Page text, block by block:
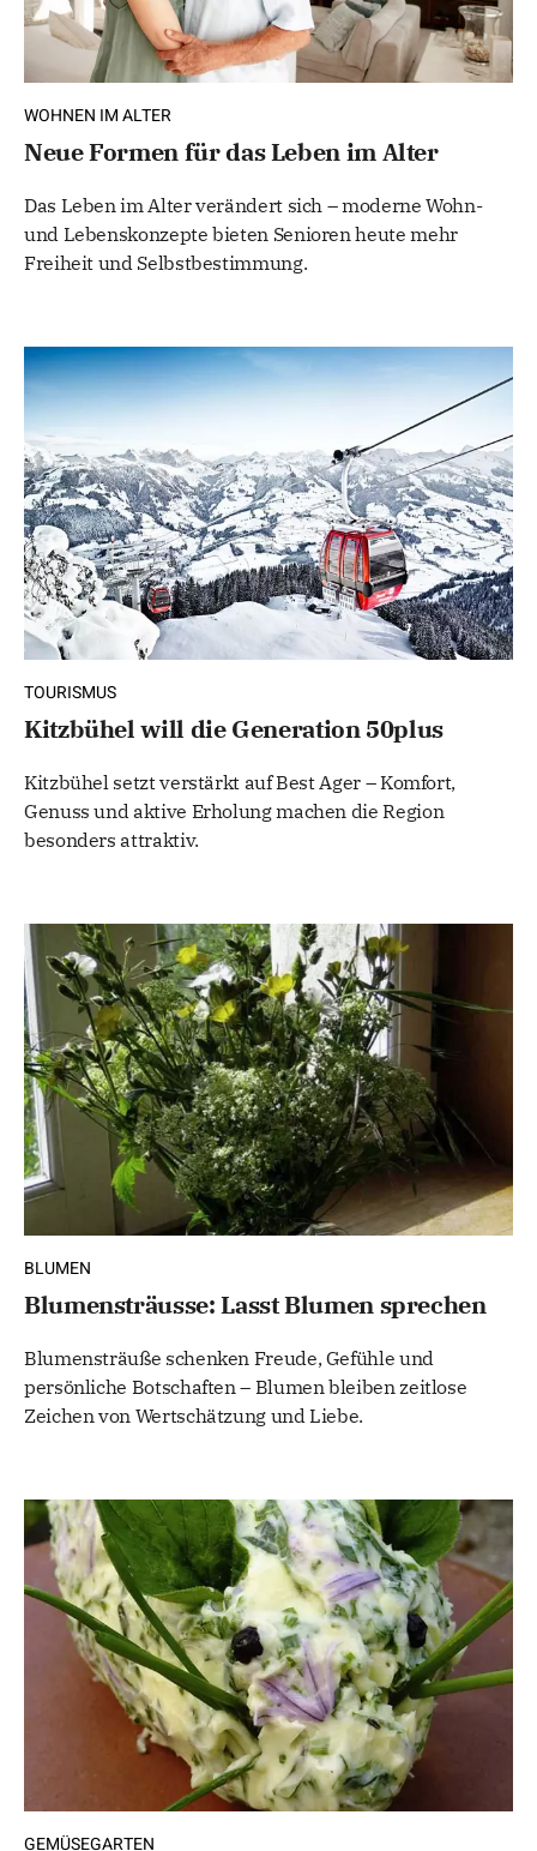
WOHNEN IM ALTER
Neue Formen für das Leben im Alter
Das Leben im Alter verändert sich – moderne Wohn-
und Lebenskonzepte bieten Senioren heute mehr
Freiheit und Selbstbestimmung.
TOURISMUS
Kitzbühel will die Generation 50plus
Kitzbühel setzt verstärkt auf Best Ager – Komfort,
Genuss und aktive Erholung machen die Region
besonders attraktiv.
BLUMEN
Blumensträusse: Lasst Blumen sprechen
Blumensträuße schenken Freude, Gefühle und
persönliche Botschaften – Blumen bleiben zeitlose
Zeichen von Wertschätzung und Liebe.
GEMÜSEGARTEN